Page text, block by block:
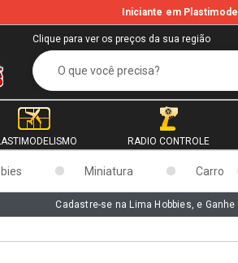
Iniciante em
Clique para ver os preços da sua região
RADIO CONTROLE
Miniatura Carro
Cadastre-se na Lima Hobbies, e